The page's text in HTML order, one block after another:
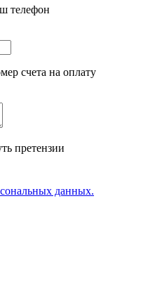
телефон
счета на оплату
претензии
данных.